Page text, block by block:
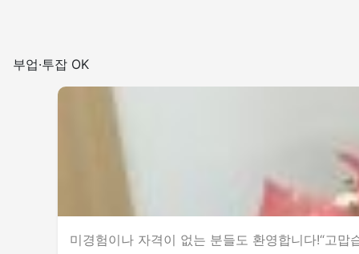
부업·투잡 OK
미경험이나 자격이 없는 분들도 환영합니다!“고맙